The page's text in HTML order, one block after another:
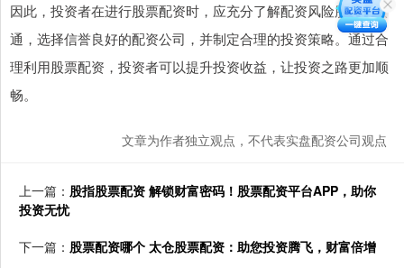
因此，投资者在进行股票配资时，应充分了解配资风险股票配资
通，选择信誉良好的配资公司，并制定合理的投资策略。通过合
理利用股票配资，投资者可以提升投资收益，让投资之路更加顺
畅。
文章为作者独立观点，不代表实盘配资公司观点
上一篇： 股指股票配资 解锁财富密码！股票配资平台APP，助你
投资无忧
下一篇： 股票配资哪个 太仓股票配资：助您投资腾飞，财富倍增